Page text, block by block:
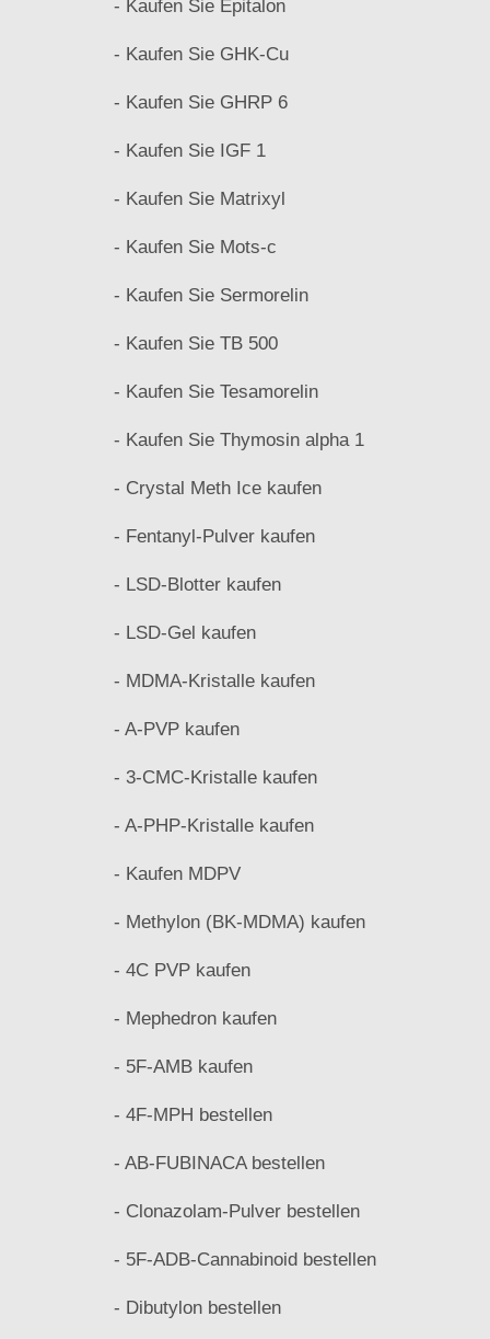
- Kaufen Sie Epitalon
- Kaufen Sie GHK-Cu
- Kaufen Sie GHRP 6
- Kaufen Sie IGF 1
- Kaufen Sie Matrixyl
- Kaufen Sie Mots-c
- Kaufen Sie Sermorelin
- Kaufen Sie TB 500
- Kaufen Sie Tesamorelin
- Kaufen Sie Thymosin alpha 1
- Crystal Meth Ice kaufen
- Fentanyl-Pulver kaufen
- LSD-Blotter kaufen
- LSD-Gel kaufen
- MDMA-Kristalle kaufen
- A-PVP kaufen
- 3-CMC-Kristalle kaufen
- A-PHP-Kristalle kaufen
- Kaufen MDPV
- Methylon (BK-MDMA) kaufen
- 4C PVP kaufen
- Mephedron kaufen
- 5F-AMB kaufen
- 4F-MPH bestellen
- AB-FUBINACA bestellen
- Clonazolam-Pulver bestellen
- 5F-ADB-Cannabinoid bestellen
- Dibutylon bestellen